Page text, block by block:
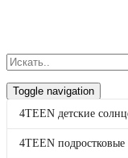
Toggle navigation
товаров0на0
4TEEN детские
4TEEN